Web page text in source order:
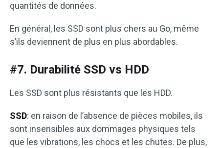
quantités de données.
En général, les SSD sont plus chers au Go, même
s’ils deviennent de plus en plus abordables.
#7. Durabilité SSD vs HDD
Les SSD sont plus résistants que les HDD.
SSD: en raison de l’absence de pièces mobiles, ils
sont insensibles aux dommages physiques tels
que les vibrations, les chocs et les chutes. De plus,